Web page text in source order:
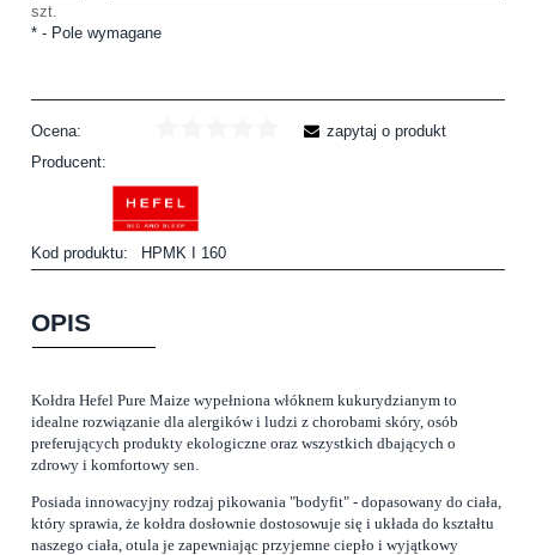
szt.
* - Pole wymagane
Ocena:
Producent:
Kod produktu: HPMK I 160
zapytaj o produkt
OPIS
Kołdra Hefel Pure Maize wypełniona włóknem kukurydzianym to
idealne rozwiązanie dla alergików i ludzi z chorobami skóry, osób
preferujących produkty ekologiczne oraz wszystkich dbających o
zdrowy i komfortowy sen.
Posiada innowacyjny rodzaj pikowania "bodyfit" - dopasowany do ciała,
który sprawia, że kołdra dosłownie dostosowuje się i układa do kształtu
naszego ciała, otula je zapewniając przyjemne ciepło i wyjątkowy